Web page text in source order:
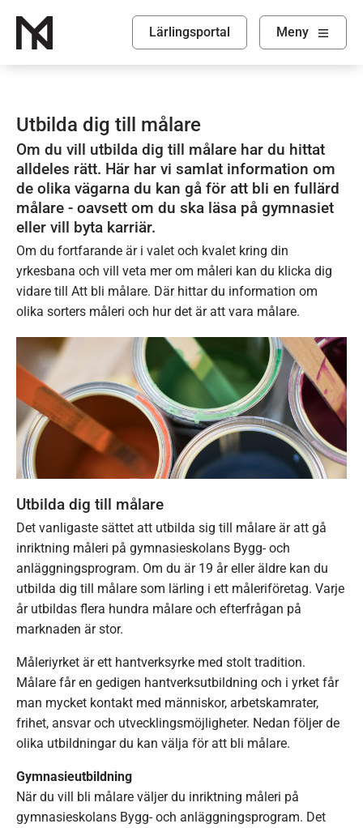
Lärlingsportal Visa
Meny
Utbilda dig till målare
Om du vill utbilda dig till målare har du hittat
alldeles rätt. Här har vi samlat information om
de olika vägarna du kan gå för att bli en fullärd
målare - oavsett om du ska läsa på gymnasiet
eller vill byta karriär.
Om du fortfarande är i valet och kvalet kring din
yrkesbana och vill veta mer om måleri kan du klicka dig
vidare till Att bli målare. Där hittar du information om
olika sorters måleri och hur det är att vara målare.
Utbilda dig till målare
Det vanligaste sättet att utbilda sig till målare är att gå
inriktning måleri på gymnasieskolans Bygg- och
anläggningsprogram. Om du är 19 år eller äldre kan du
utbilda dig till målare som lärling i ett måleriföretag. Varje
år utbildas flera hundra målare och efterfrågan på
marknaden är stor.
Måleriyrket är ett hantverksyrke med stolt tradition.
Målare får en gedigen hantverksutbildning och i yrket får
man mycket kontakt med människor, arbetskamrater,
frihet, ansvar och utvecklingsmöjligheter. Nedan följer de
olika utbildningar du kan välja för att bli målare.
Gymnasieutbildning
När du vill bli målare väljer du inriktning måleri på
gymnasieskolans Bygg- och anläggningsprogram. Det